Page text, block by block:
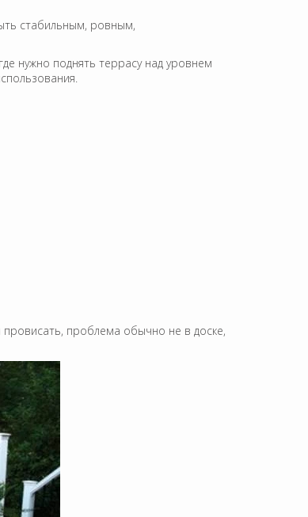
стабильным, ровным,
нужно поднять террасу над уровнем
провисать, проблема обычно не в доске,